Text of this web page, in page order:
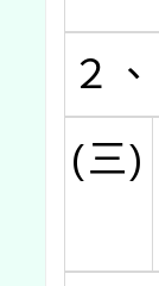
２、
(三)